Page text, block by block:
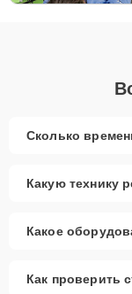
Сколько
Какую технику
Какое
Как проверить